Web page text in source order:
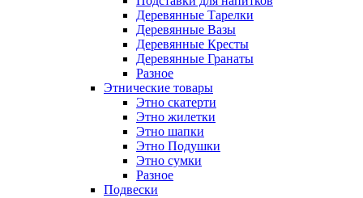
Деревянные Тарелки
Деревянные Вазы
Деревянные Кресты
Деревянные Гранаты
Разное
Этнические товары
Этно скатерти
Этно жилетки
Этно шапки
Этно Подушки
Этно сумки
Разное
Подвески